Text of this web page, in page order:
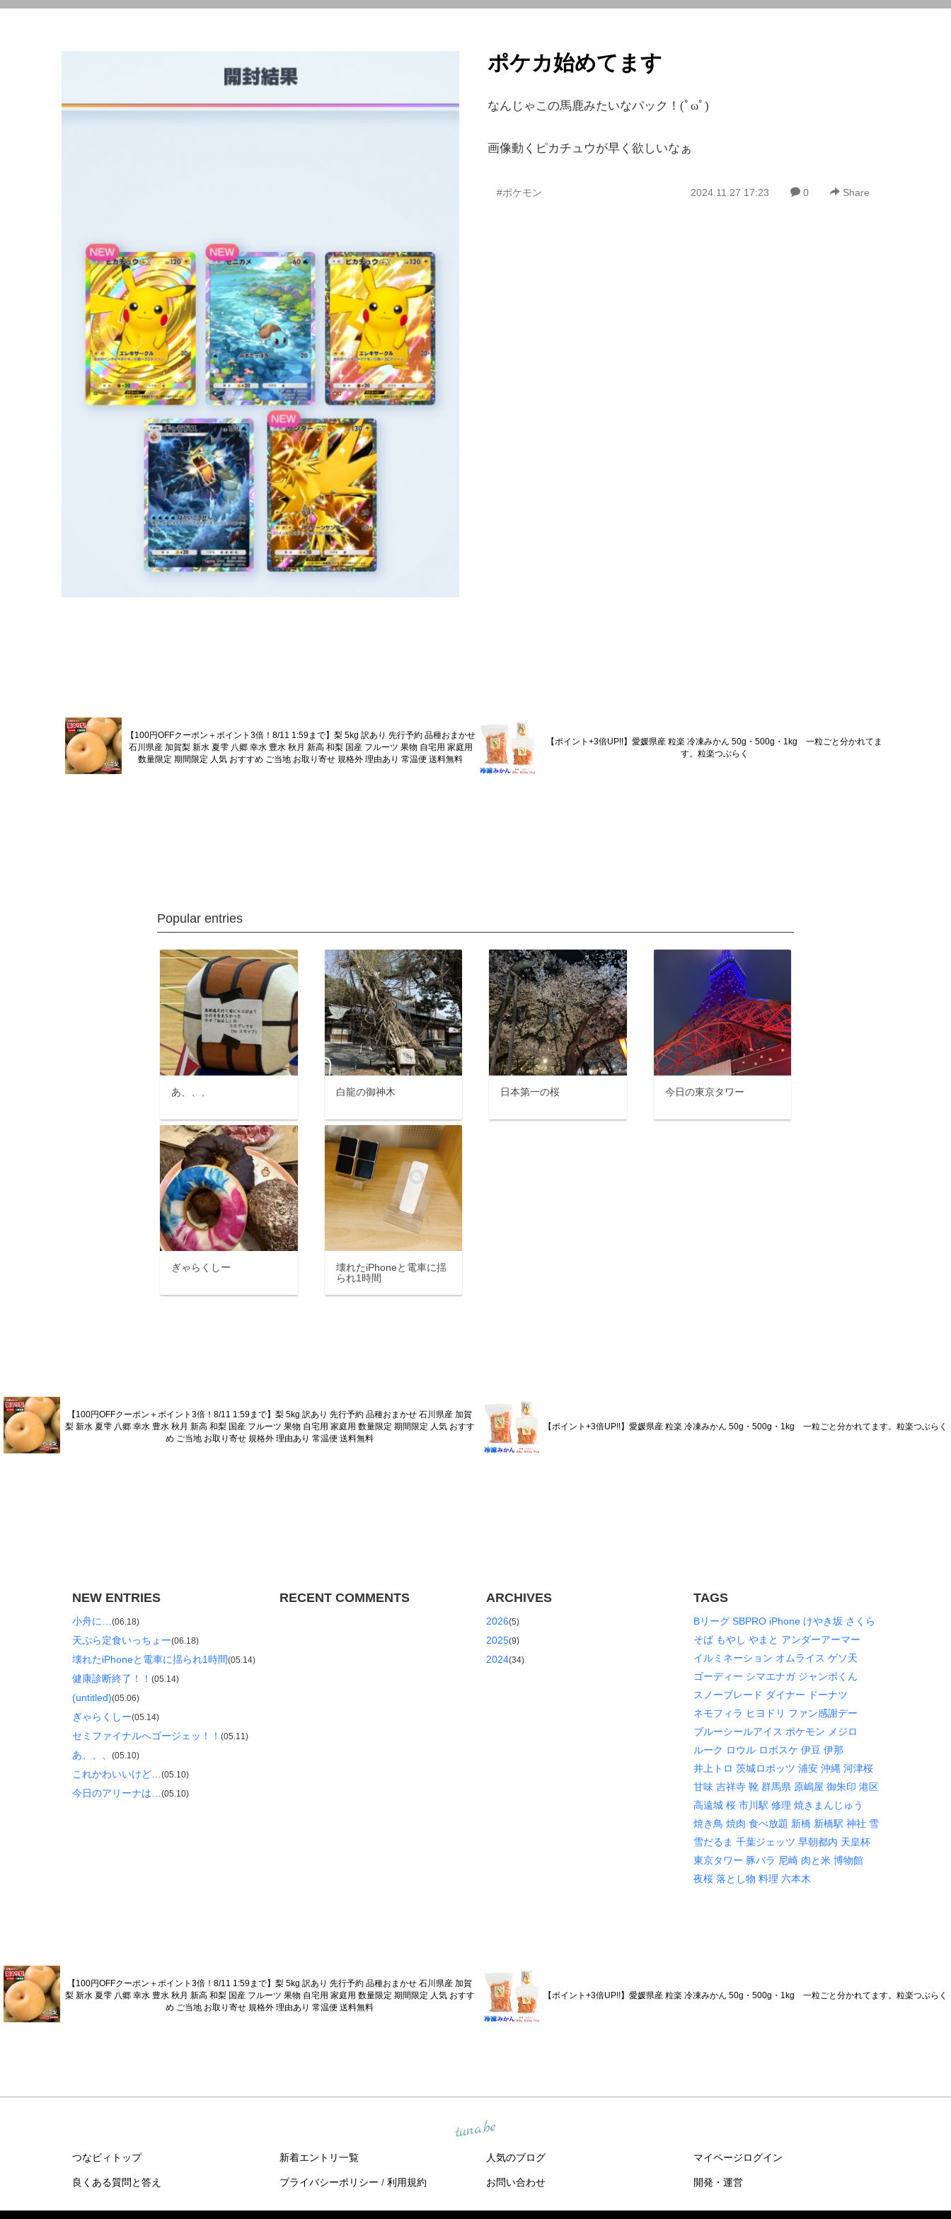
ポケカ始めてます
なんじゃこの馬鹿みたいなパック！(ﾟωﾟ)
画像動くピカチュウが早く欲しいなぁ
#ポケモン 2024.11.27 17:23 0 Share
【100円OFFクーポン＋ポイント3倍！8/11 1:59まで】梨 5kg 訳あり 先行予約 品種おまかせ
石川県産 加賀梨 新水 夏雫 八郷 幸水 豊水 秋月 新高 和梨 国産 フルーツ 果物 自宅用 家庭用
数量限定 期間限定 人気 おすすめ ご当地 お取り寄せ 規格外 理由あり 常温便 送料無料
【ポイント+3倍UP!!】愛媛県産 粒楽 冷凍みかん 50g・500g・1kg 一粒ごと分かれてま
す。粒楽つぶらく
Popular entries
あ、、、 白龍の御神木 日本第一の桜 今日の東京タワー
ぎゃらくしー
壊れたiPhoneと電車に揺
られ1時間
【100円OFFクーポン＋ポイント3倍！8/11 1:59まで】梨 5kg 訳あり 先行予約 品種おまかせ 石川県産 加賀
梨 新水 夏雫 八郷 幸水 豊水 秋月 新高 和梨 国産 フルーツ 果物 自宅用 家庭用 数量限定 期間限定 人気 おすす
め ご当地 お取り寄せ 規格外 理由あり 常温便 送料無料
【ポイント+3倍UP!!】愛媛県産 粒楽 冷凍みかん 50g・500g・1kg 一粒ごと分かれてます。粒楽つぶらく
NEW ENTRIES
小舟に…(06.18)
天ぷら定食いっちょー(06.18)
壊れたiPhoneと電車に揺られ1時間(05.14)
健康診断終了！！ (05.14)
(untitled)(05.06)
ぎゃらくしー(05.14)
セミファイナルへゴージェッ！！ (05.11)
あ、、、 (05.10)
これかわいいけど…(05.10)
今日のアリーナは…(05.10)
RECENT COMMENTS ARCHIVES
2026(5)
2025(9)
2024(34)
TAGS
Bリーグ SBPRO iPhone けやき坂 さくら
そば もやし やまと アンダーアーマー
イルミネーション オムライス ゲソ天
ゴーディー シマエナガ ジャンボくん
スノーブレード ダイナー
ドーナツ
ネモフィラ ヒヨドリ ファン感謝デー
ブルーシールアイス ポケモン メジロ
ルーク ロウル ロボスケ 伊豆 伊那
井上トロ 茨城ロボッツ 浦安 沖縄 河津桜
甘味 吉祥寺 靴 群馬県 原嶋屋 御朱印 港区
高遠城 桜 市川駅 修理 焼きまんじゅう
焼き鳥 焼肉 食べ放題 新橋 新橋駅 神社 雪
雪だるま 千葉ジェッツ 早朝都内 天皇杯
東京タワー 豚バラ 尼崎 肉と米 博物館
夜桜 落とし物 料理 六本木
【100円OFFクーポン＋ポイント3倍！8/11 1:59まで】梨 5kg 訳あり 先行予約 品種おまかせ 石川県産 加賀
梨 新水 夏雫 八郷 幸水 豊水 秋月 新高 和梨 国産 フルーツ 果物 自宅用 家庭用 数量限定 期間限定 人気 おすす
め ご当地 お取り寄せ 規格外 理由あり 常温便 送料無料
【ポイント+3倍UP!!】愛媛県産 粒楽 冷凍みかん 50g・500g・1kg 一粒ごと分かれてます。粒楽つぶらく
tuna.be
つなビィトップ 新着エントリ一覧 人気のブログ マイページログイン
良くある質問と答え プライバシーポリシー / 利用規約 お問い合わせ 開発・運営